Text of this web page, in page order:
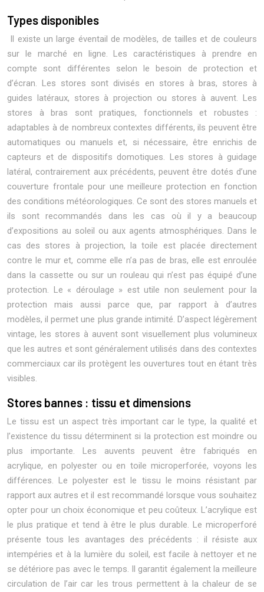
Types disponibles
Il existe un large éventail de modèles, de tailles et de couleurs
sur le marché en ligne. Les caractéristiques à prendre en
compte sont différentes selon le besoin de protection et
d’écran. Les stores sont divisés en stores à bras, stores à
guides latéraux, stores à projection ou stores à auvent. Les
stores à bras sont pratiques, fonctionnels et robustes :
adaptables à de nombreux contextes différents, ils peuvent être
automatiques ou manuels et, si nécessaire, être enrichis de
capteurs et de dispositifs domotiques. Les stores à guidage
latéral, contrairement aux précédents, peuvent être dotés d’une
couverture frontale pour une meilleure protection en fonction
des conditions météorologiques. Ce sont des stores manuels et
ils sont recommandés dans les cas où il y a beaucoup
d’expositions au soleil ou aux agents atmosphériques. Dans le
cas des stores à projection, la toile est placée directement
contre le mur et, comme elle n’a pas de bras, elle est enroulée
dans la cassette ou sur un rouleau qui n’est pas équipé d’une
protection. Le « déroulage » est utile non seulement pour la
protection mais aussi parce que, par rapport à d’autres
modèles, il permet une plus grande intimité. D’aspect légèrement
vintage, les stores à auvent sont visuellement plus volumineux
que les autres et sont généralement utilisés dans des contextes
commerciaux car ils protègent les ouvertures tout en étant très
visibles.
Stores bannes : tissu et dimensions
Le tissu est un aspect très important car le type, la qualité et
l’existence du tissu déterminent si la protection est moindre ou
plus importante. Les auvents peuvent être fabriqués en
acrylique, en polyester ou en toile microperforée, voyons les
différences. Le polyester est le tissu le moins résistant par
rapport aux autres et il est recommandé lorsque vous souhaitez
opter pour un choix économique et peu coûteux. L’acrylique est
le plus pratique et tend à être le plus durable. Le microperforé
présente tous les avantages des précédents : il résiste aux
intempéries et à la lumière du soleil, est facile à nettoyer et ne
se détériore pas avec le temps. Il garantit également la meilleure
circulation de l’air car les trous permettent à la chaleur de se